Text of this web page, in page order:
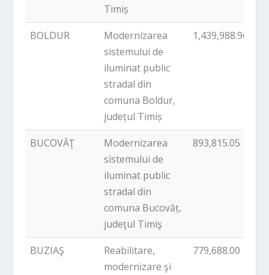
Timiș
BOLDUR
Modernizarea
sistemului de
iluminat public
stradal din
comuna Boldur,
județul Timiș
1,439,988.96
BUCOVĂŢ
Modernizarea
sistemului de
iluminat public
stradal din
comuna Bucovăț,
judeţul Timiş
893,815.05
BUZIAŞ
Reabilitare,
modernizare şi
779,688.00